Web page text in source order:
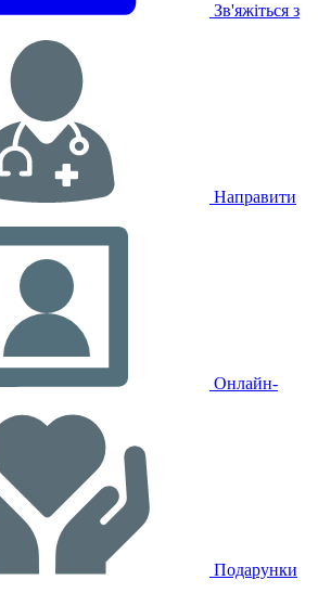
Зв'яжіться з
Направити
Онлайн-
Подарунки